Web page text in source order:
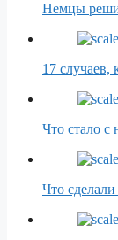
Немцы
17
Что стало
Что